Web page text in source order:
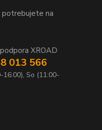
potrebujete na
XROAD
013 566
16:00), So (11:00-